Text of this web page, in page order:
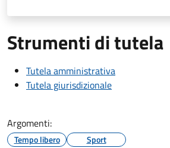
Strumenti di tutela
Tutela amministrativa
Tutela giurisdizionale
Argomenti:
Tempo libero Sport